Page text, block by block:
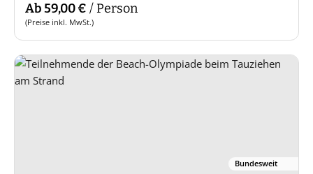
Ab 59,00 € / Person
(Preise inkl. MwSt.)
Bundesweit